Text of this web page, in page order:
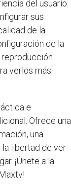
del usuario.
sus
de la
de la
reproducción
verlos más
e
Ofrece una
una
libertad de ver
¡Únete a la